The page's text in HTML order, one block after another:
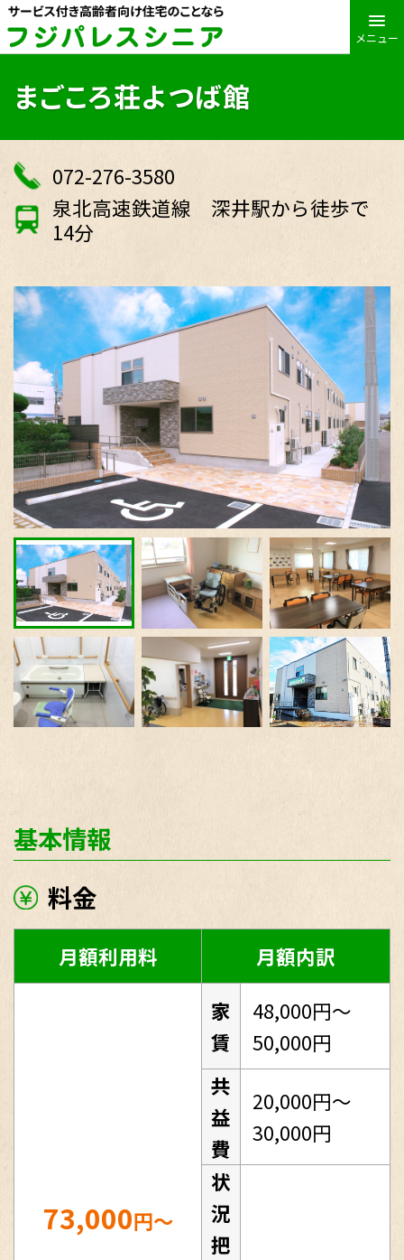
メニュー
まごころ荘よつば館
072-276-3580
泉北高速鉄道線 深井駅から徒歩で
14分
基本情報
料金
月額利用料 月額内訳
73,000円～
家
賃
48,000円～
50,000円
共
益
費
20,000円～
30,000円
状
況
把